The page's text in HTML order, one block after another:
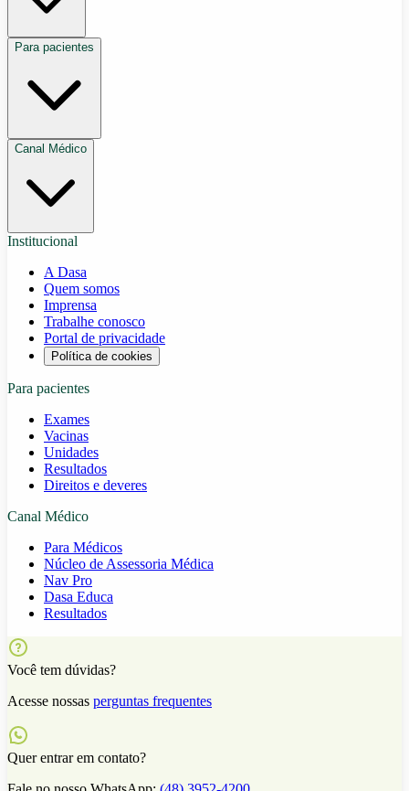
Para pacientes
Canal Médico
Institucional
A Dasa
Quem somos
Imprensa
Trabalhe conosco
Portal de privacidade
Política de cookies
Para pacientes
Exames
Vacinas
Unidades
Resultados
Direitos e deveres
Canal Médico
Para Médicos
Núcleo de Assessoria Médica
Nav Pro
Dasa Educa
Resultados
Você tem dúvidas?
Acesse nossas perguntas frequentes
Quer entrar em contato?